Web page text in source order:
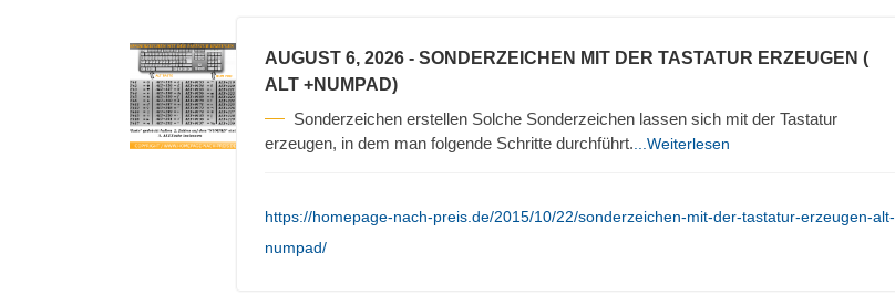
AUGUST 6, 2026 - SONDERZEICHEN MIT DER TASTATUR ERZEUGEN (
ALT +NUMPAD)
Sonderzeichen erstellen Solche Sonderzeichen lassen sich mit der Tastatur
erzeugen, in dem man folgende Schritte durchführt. ...Weiterlesen
https://homepage-nach-preis.de/2015/10/22/sonderzeichen-mit-der-tastatur-erzeugen-alt-
numpad/